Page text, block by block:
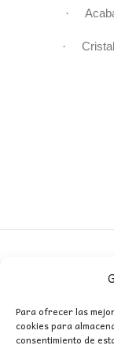
Para ofrecer las
cookies para
consentimiento de
·
·
MI CUENTA